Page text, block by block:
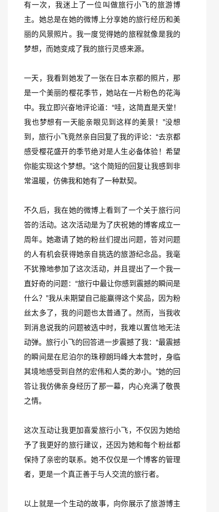
有一次，我迷上了一位叫做旅行小飞的旅游博
主。她总是在她的微博上分享她的旅行经历和美
丽的风景照片。我一度觉得她的旅程就像是我的
梦想，而她变成了我的旅行灵感来源。
一天，我看到她发了一张在日本京都的照片，那
是一个美丽的樱花季节，她站在一片粉色的花海
中。我立即兴奋地评论道：“哇，这简直是天堂！
我也梦想有一天能亲眼见到这样的美景！”没想
到，旅行小飞竟然亲自回复了我的评论：“去京都
感受樱花盛开的季节绝对是人生必备体验！希望
你能实现这个梦想。”这个简短的回复让我感到非
常温暖，仿佛我和她有了一种默契。
不久后，我在她的微博上看到了一个关于旅行问
答的活动。这次活动是为了庆祝她的博客成立一
周年。她邀请了她的粉丝们提出问题，答对问题
的人有机会获得她亲自挑选的旅游纪念品。我毫
不犹豫地参加了这次活动，并且提出了一个我一
直好奇的问题：“旅行中最让你感到震撼的瞬间是
什么？”我从未期望自己能赢得这个奖品，因为粉
丝太多了，我的问题也太普通了。然而，当我收
到消息说我的问题被选中时，我难以置信地无法
动弹。旅行小飞的回答进一步震撼了我：“最震撼
的瞬间是在尼泊尔的珠穆朗玛峰大本营时，身临
其境地感受到自然的宏伟和人类的渺小。”她的回
答让我仿佛亲身经历了那一幕，内心充满了敬畏
之情。
这次互动让我更加喜爱旅行小飞，不仅因为她给
予了我更好的旅行建议，还因为她和每个粉丝都
保持了亲密的联系。她不仅仅是一个博客的管理
者，更是一个真正善于与人交流的旅行者。
以上就是一个生动的故事，向你展示了旅游博主